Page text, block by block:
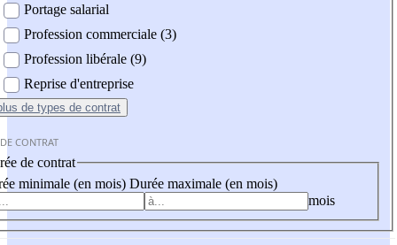
Portage salarial
Profession commerciale (3)
Profession libérale (9)
Reprise d'entreprise
de types de contrat
CONTRAT
de contrat
minimale (en mois) Durée maximale (en mois)
mois